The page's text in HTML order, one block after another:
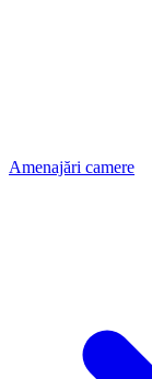
Amenajări camere